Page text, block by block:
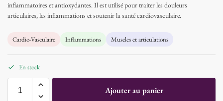
inflammatoires et antioxydantes. Il est utilisé pour traiter les douleurs
articulaires, les inflammations et soutenir la santé cardiovasculaire.
Cardio-Vasculaire Inflammations Muscles et articulations
En stock
Ajouter au panier